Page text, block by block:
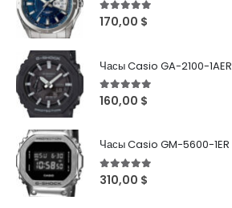
5out of 5
170,00 $
Часы Casio GA-2100-1AER
5out of 5
160,00 $
Часы Casio GM-5600-1ER
5out of 5
310,00 $